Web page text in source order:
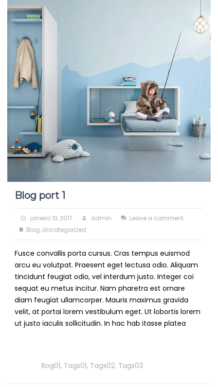
Blog port 1
Posted
on
janeiro 13, 2017 Author
admin Leave a commenton
port
1
Categories
Blog, Uncategorized
Fusce convallis porta cursus. Cras tempus euismod
arcu eu volutpat. Praesent eget lectusa odio. Aliquam
tincidunt feugiat odio, vel interdum justo. Integer coi
sequat eu metus incitur. Nam pharetra est ornare
diam feugiat ullamcorper. Mauris maximus gravida
velit, at portai lorem vestibulum eget. Ut lobortis lorem
ut justo iaculis sollicitudin. In hac hab itasse platea
Bog01, Tags01, Tags02, Tags03